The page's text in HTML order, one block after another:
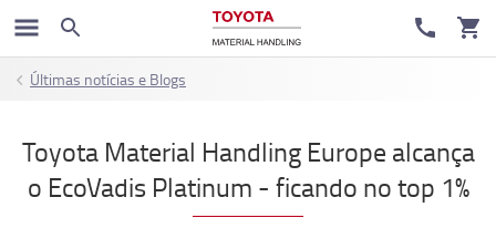
Últimas notícias e Blogs
Toyota Material Handling Europe alcança
o EcoVadis Platinum - ficando no top 1%